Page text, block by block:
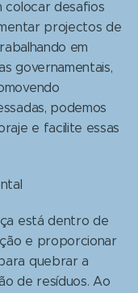
colocar desafios
projectos de
em
governamentais,
podemos
e facilite essas
está dentro de
e proporcionar
quebrar a
de resíduos. Ao